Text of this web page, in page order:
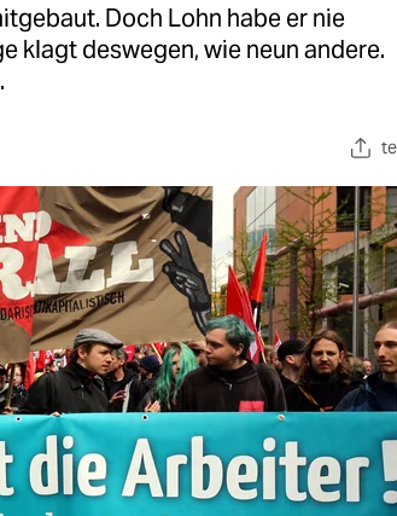
Doch Lohn habe er nie
klagt deswegen, wie neun andere.